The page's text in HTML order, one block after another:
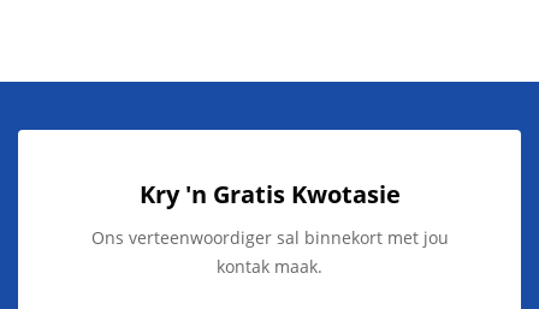
Kry 'n Gratis Kwotasie
Ons verteenwoordiger sal binnekort met jou
kontak maak.